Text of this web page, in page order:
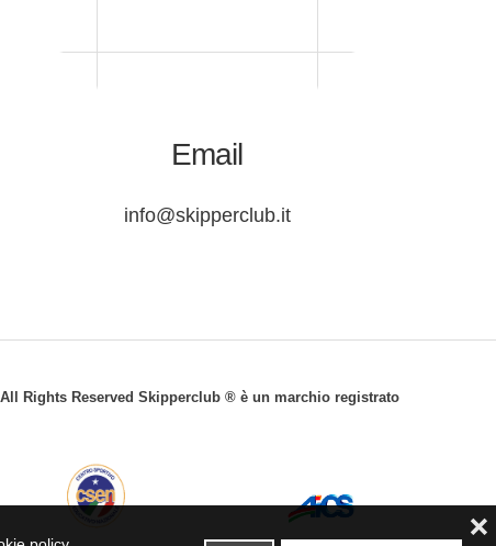
❌
Email
info@skipperclub.it
Rights Reserved Skipperclub ® è un marchio registrato